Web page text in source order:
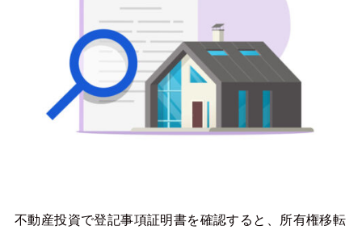
不動産投資で登記事項証明書を確認すると、所有権移転